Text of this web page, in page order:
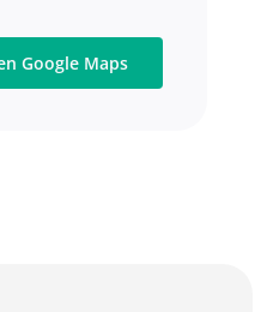
Google Maps